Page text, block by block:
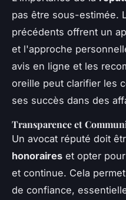
pas être sous-estimée.
précédents offrent un
et l'approche
avis en ligne et les
oreille peut clarifier les
ses succès dans des
Transparence et
Un avocat réputé doit
honoraires et opter
et continue. Cela
de confiance,